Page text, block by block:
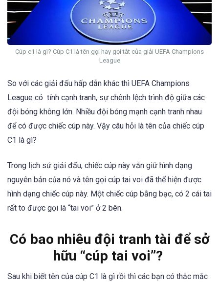
Cúp c1 là gì? Cúp C1 là tên gọi hay gọi tắt của giải UEFA Champions
League
So với các giải đấu hấp dẫn khác thì UEFA Champions
League có tính cạnh tranh, sự chênh lệch trình độ giữa các
đội bóng không lớn. Nhiều đội bóng mạnh cạnh tranh nhau
để có được chiếc cúp này. Vậy câu hỏi là tên của chiếc cúp
C1 là gì?
Trong lịch sử giải đấu, chiếc cúp này vẫn giữ hình dạng
nguyên bản của nó và tên gọi cúp tai voi đã thể hiện được
hình dạng chiếc cúp này. Một chiếc cúp bằng bạc, có 2 cái tai
rất to được gọi là “tai voi” ở 2 bên.
Có bao nhiêu đội tranh tài để sở
hữu “cúp tai voi”?
Sau khi biết tên của cúp C1 là gì rồi thì các bạn có thắc mắc